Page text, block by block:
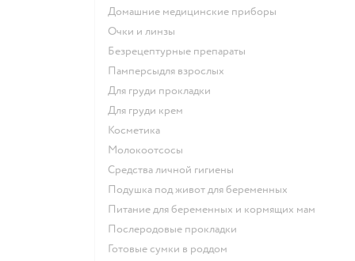
домашние медицинские приборы
очки и линзы
безрецептурные препараты
памперсыдля взрослых
для груди прокладки
для груди крем
косметика
Молокоотсосы
средства личной гигиены
подушка под живот для беременных
питание для беременных и кормящих мам
послеродовые прокладки
готовые сумки в роддом